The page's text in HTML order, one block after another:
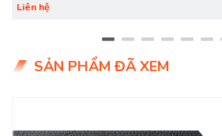
Liên hệ
SẢN PHẨM ĐÃ XEM